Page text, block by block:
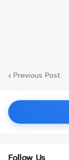
Previous Post